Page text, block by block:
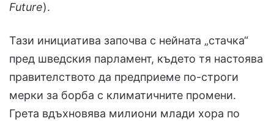
Future).
Тази инициатива започва с нейната „стачка“
пред шведския парламент, където тя настоява
правителството да предприеме по-строги
мерки за борба с климатичните промени.
Грета вдъхновява милиони млади хора по